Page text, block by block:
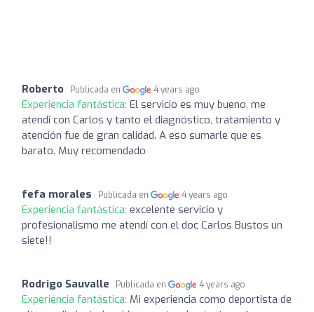
Roberto Publicada en 4 years ago
Experiencia fantástica: El servicio es muy bueno, me
atendi con Carlos y tanto el diagnóstico, tratamiento y
atención fue de gran calidad. A eso sumarle que es
barato. Muy recomendado
fefa morales Publicada en 4 years ago
Experiencia fantástica: excelente servicio y
profesionalismo me atendí con el doc Carlos Bustos un
siete!!
Rodrigo Sauvalle Publicada en 4 years ago
Experiencia fantástica: Mi experiencia como deportista de